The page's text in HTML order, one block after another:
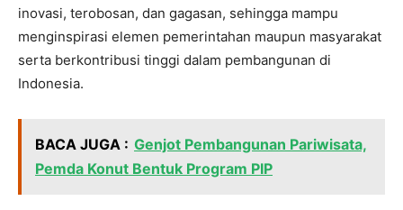
inovasi, terobosan, dan gagasan, sehingga mampu
menginspirasi elemen pemerintahan maupun masyarakat
serta berkontribusi tinggi dalam pembangunan di
Indonesia.
BACA JUGA : Genjot Pembangunan Pariwisata,
Pemda Konut Bentuk Program PIP